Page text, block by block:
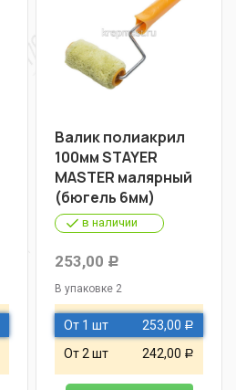
Валик полиакрил
100мм STAYER
MASTER малярный
(бюгель 6мм)
в наличии
253,00 Р
В упаковке 2
От 1 шт 253,00 Р
От 2 шт 242,00 Р